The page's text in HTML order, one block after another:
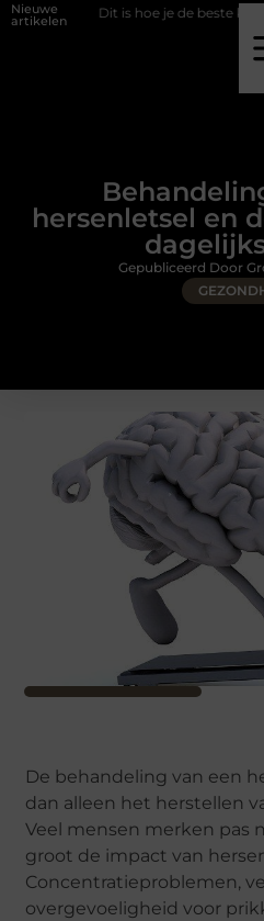
Nieuwe
artikelen
hoe je de beste kapper in Arnhem kunt
hersenletsel en
Gepubliceerd Door
De behandeling van een
dan alleen het herstellen
Veel mensen merken pas
groot de impact van
Concentratieproblemen,
overgevoeligheid voor